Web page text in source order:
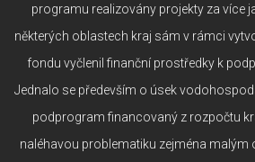
programu realizovány projekty za více
některých oblastech kraj sám v rámci
fondu vyčlenil finanční prostředky k
Jednalo se především o úsek
podprogram financovaný z rozpočtu
naléhavou problematiku zejména malým